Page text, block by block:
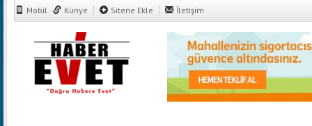
Mobil Künye Sitene Ekle İletişim